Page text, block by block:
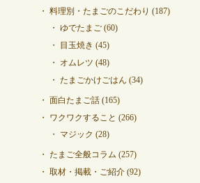
料理別・たまごのこだわり (187)
ゆでたまご(60)
目玉焼き (45)
オムレツ (48)
たまごかけごはん (34)
面白たまご話(165)
ワクワクすること (266)
マジック (28)
たまご全般コラム (257)
取材・掲載・ご紹介(92)